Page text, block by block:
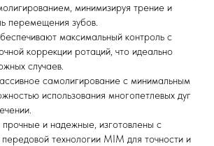
минимизируя трение и
перемещения зубов.
максимальный контроль с
коррекции ротаций, что идеально
случаев.
самолигирование с минимальным
использования многопетлевых дуг
и надежные, изготовлены с
технологии MIM для точности и